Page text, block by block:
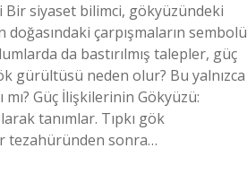
Bir siyaset bilimci, gökyüzündeki
çarpışmaların sembolü
da bastırılmış talepler, güç
gürültüsü neden olur? Bu yalnızca
Güç İlişkilerinin Gökyüzü:
tanımlar. Tıpkı gök
tezahüründen sonra…